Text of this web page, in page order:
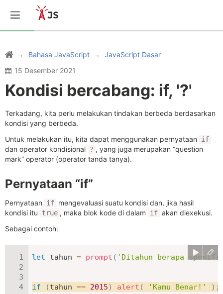
Bahasa JavaScript
JavaScript Dasar
15 Desember 2021
Kondisi bercabang: if, '?'
Terkadang, kita perlu melakukan tindakan berbeda berdasarkan
kondisi yang berbeda.
Untuk melakukan itu, kita dapat menggunakan pernyataan
if
dan operator kondisional ? , yang juga merupakan “question
mark” operator (operator tanda tanya).
Pernyataan “if”
Pernyataan if mengevaluasi suatu kondisi dan, jika hasil
kondisi itu
true , maka blok kode di dalam if akan diexekusi.
Sebagai contoh:
let tahun = prompt ( 'Ditahun berapa
if (tahun == 2015) alert ( 'Kamu Benar!' ) ;